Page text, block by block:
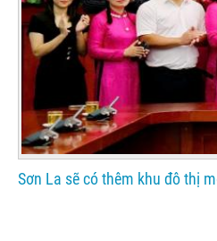
Sơn La sẽ có thêm khu đô thị